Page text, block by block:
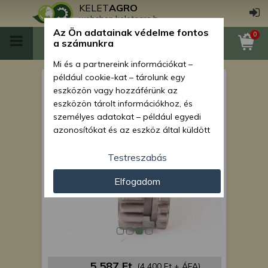
KELETAGRO
webshop.keletagro.hu
0
MTZ fogaskerék 196 Z=20/20
(váltó)
Az Ön adatainak védelme fontos
a számunkra
Mi és a partnereink információkat –
például cookie-kat – tárolunk egy
eszközön vagy hozzáférünk az
eszközön tárolt információkhoz, és
személyes adatokat – például egyedi
azonosítókat és az eszköz által küldött
személyre szabott hirdetések és
tartalom nyújtásához, hirdetés- és
tartalomméréshez, nézettségi adatok
gyűjtéséhez, valamint termékek
kifejlesztéséhez és a termékek
javításához. Az Ön engedélyével mi és a
partnereink eszközleolvasásos
adatokat és azonosítási információkat
Testreszabás
Elfogadom